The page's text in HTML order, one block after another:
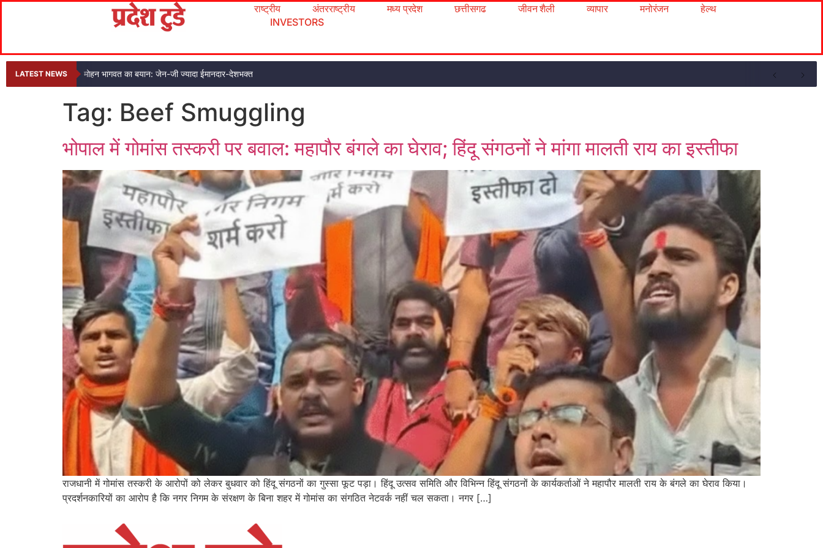
राष्ट्रीय अंतरराष्ट्रीय मध्य प्रदेश छत्तीसगढ जीवन शैली व्यापार मनोरंजन
हेल्थ
INVESTORS
LATEST NEWS मोहन भागवत का बयान: जेन-जी ज्यादा ईमानदार-देशभक्त
Tag: Beef Smuggling
भोपाल में गोमांस तस्करी पर बवाल: महापौर बंगले का घेराव; हिंदू संगठनों ने मांगा मालती राय का इस्तीफा
राजधानी में गोमांस तस्करी के आरोपों को लेकर बुधवार को हिंदू संगठनों का गुस्सा फूट पड़ा। हिंदू उत्सव समिति और विभिन्न हिंदू संगठनों के कार्यकर्ताओं ने महापौर मालती राय के बंगले का घेराव किया।
प्रदर्शनकारियों का आरोप है कि नगर निगम के संरक्षण के बिना शहर में गोमांस का संगठित नेटवर्क नहीं चल सकता। नगर […]